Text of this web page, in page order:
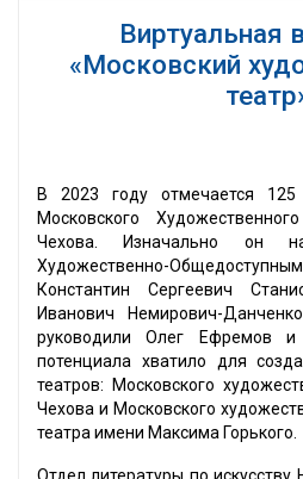
Виртуальная
«Московский
В 2023 году отмечается
Московского
Чехова. Изначально он
Художественно-
Константин Сергеевич
Иванович Немирович-
руководили Олег Ефремов
потенциала хватило для
театров: Московского
Чехова и Московского
театра имени Максима Горького.